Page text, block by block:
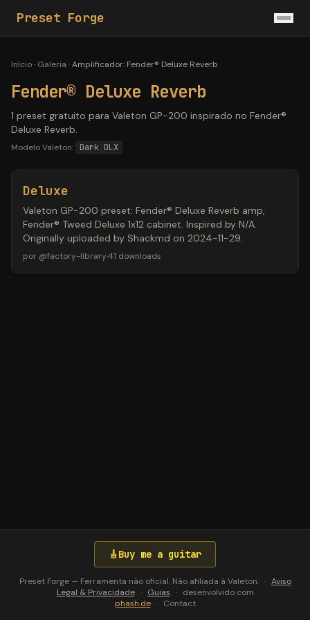
Preset Forge
Início· Galeria ·Amplificador: Fender® Deluxe Reverb
Fender® Deluxe Reverb
1 preset gratuito para Valeton GP-200 inspirado no Fender®
Deluxe Reverb.
Modelo Valeton: Dark DLX
Deluxe
Valeton GP-200 preset: Fender® Deluxe Reverb amp,
Fender® Tweed Deluxe 1x12 cabinet. Inspired by N/A.
Originally uploaded by Shackmd on 2024-11-29.
por @factory-library·41 downloads
🎸 Buy me a guitar
Preset Forge — Ferramenta não oficial. Não afiliada à Valeton. · Aviso
Legal & Privacidade · Guias · desenvolvido com
phash.de · Contact